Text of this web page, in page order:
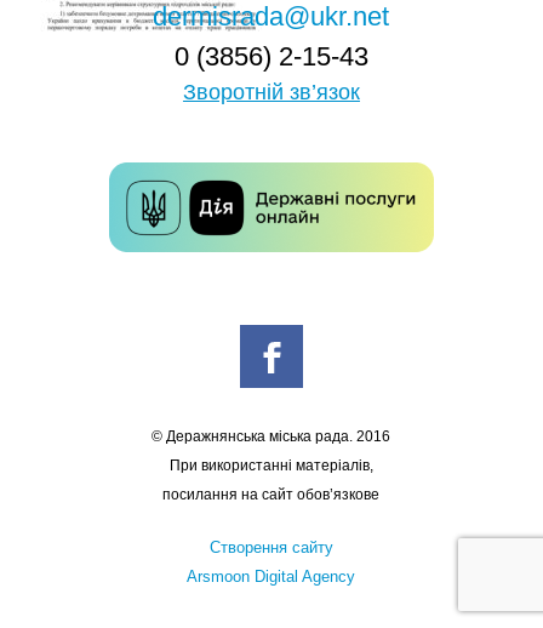
dermisrada@ukr.net
0 (3856) 2-15-43
Зворотній зв’язок
© Деражнянська міська рада. 2016
При використанні матеріалів,
посилання на сайт обов’язкове
Створення сайту
Arsmoon Digital Agency